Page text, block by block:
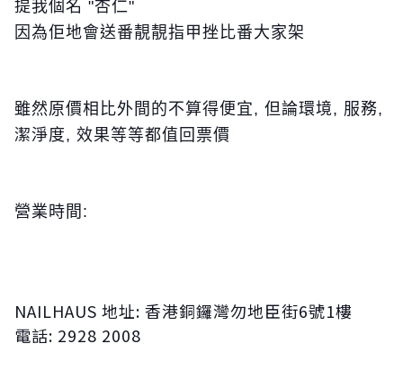
提我個名 "杏仁"
因為佢地會送番靚靚指甲挫比番大家架
雖然原價相比外間的不算得便宜, 但論環境, 服務,
潔淨度, 效果等等都值回票價
營業時間:
NAILHAUS 地址: 香港銅鑼灣勿地臣街6號1樓
電話: 2928 2008